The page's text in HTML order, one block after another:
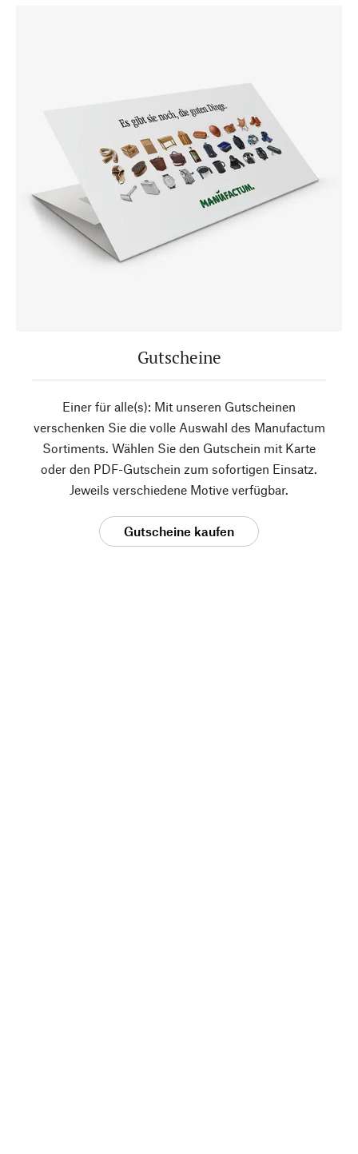
Gutscheine
Einer für alle(s): Mit unseren Gutscheinen
verschenken Sie die volle Auswahl des Manufactum
Sortiments. Wählen Sie den Gutschein mit Karte
oder den PDF-Gutschein zum sofortigen Einsatz.
Jeweils verschiedene Motive verfügbar.
Gutscheine kaufen